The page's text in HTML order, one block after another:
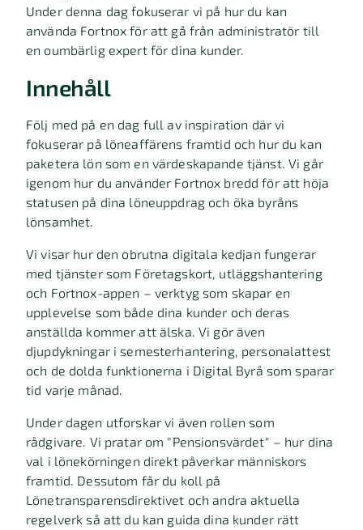
Under denna dag fokuserar vi på hur du kan
använda Fortnox för att gå från administratör till
en oumbärlig expert för dina kunder.
Innehåll
Följ med på en dag full av inspiration där vi
fokuserar på löneaffärens framtid och hur du kan
paketera lön som en värdeskapande tjänst. Vi går
igenom hur du använder Fortnox bredd för att höja
statusen på dina löneuppdrag och öka byråns
lönsamhet.
Vi visar hur den obrutna digitala kedjan fungerar
med tjänster som Företagskort, utläggshantering
och Fortnox-appen – verktyg som skapar en
upplevelse som både dina kunder och deras
anställda kommer att älska. Vi gör även
djupdykningar i semesterhantering, personalattest
och de dolda funktionerna i Digital Byrå som sparar
tid varje månad.
Under dagen utforskar vi även rollen som
rådgivare. Vi pratar om "Pensionsvärdet" – hur dina
val i lönekörningen direkt påverkar människors
framtid. Dessutom får du koll på
Lönetransparensdirektivet och andra aktuella
regelverk så att du kan guida dina kunder rätt